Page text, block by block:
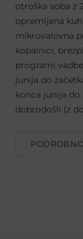
otroška soba z
opremljena
mikrovalovna
kopalnici,
programi
junija do
konca junija do
dobrodošli (z